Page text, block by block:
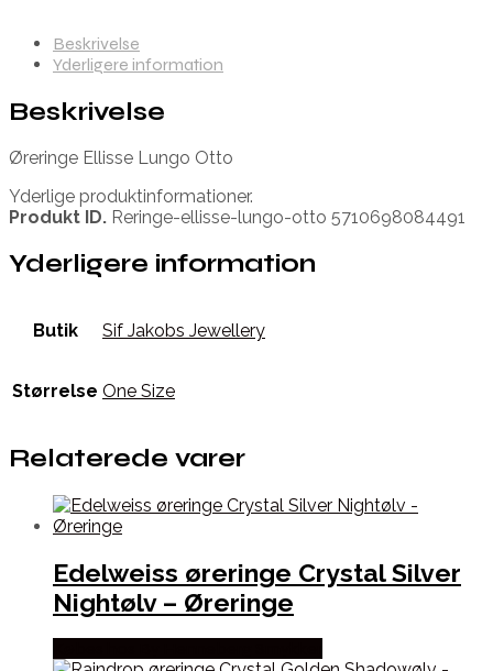
Beskrivelse
Yderligere information
Beskrivelse
Øreringe Ellisse Lungo Otto
Yderlige produktinformationer.
Produkt ID. Reringe-ellisse-lungo-otto 5710698084491
Yderligere information
Butik Sif Jakobs Jewellery
Størrelse One Size
Relaterede varer
Edelweiss øreringe Crystal Silver
Nightølv – Øreringe